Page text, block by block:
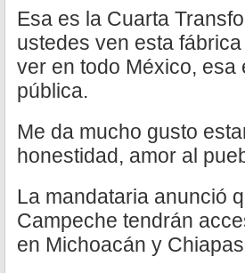
Esa es la Cuarta
ustedes ven esta
ver en todo México, esa
pública.
Me da mucho gusto
honestidad, amor al
La mandataria anunció
Campeche tendrán
en Michoacán y